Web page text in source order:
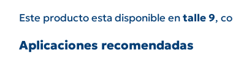
Este producto esta disponible entalle 9,
Aplicaciones recomendadas